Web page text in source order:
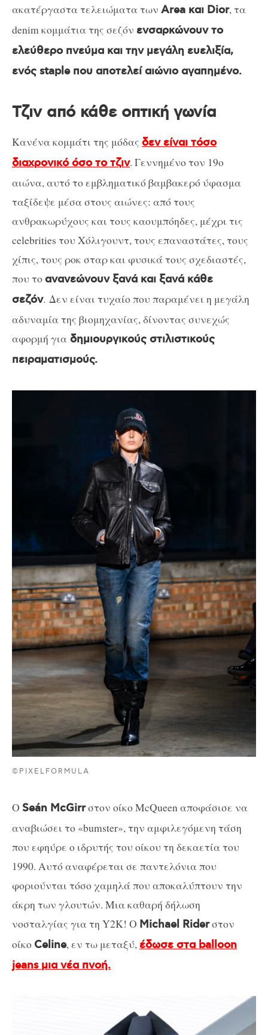
ακατέργαστα τελειώματα των Area και Dior, τα
denim κομμάτια της σεζόν ενσαρκώνουν το
ελεύθερο πνεύμα και την μεγάλη ευελιξία,
ενός staple που αποτελεί αιώνιο αγαπημένο.
Τζιν από κάθε οπτική γωνία
Κανένα κομμάτι της μόδας δεν είναι τόσο
διαχρονικό όσο το τζιν. Γεννημένο τον 19ο
αιώνα, αυτό το εμβληματικό βαμβακερό ύφασμα
ταξίδεψε μέσα στους αιώνες: από τους
ανθρακωρύχους και τους καουμπόηδες, μέχρι τις
celebrities του Χόλιγουντ, τους επαναστάτες, τους
χίπις, τους ροκ σταρ και φυσικά τους σχεδιαστές,
που τοανανεώνουν ξανά και ξανά κάθε
σεζόν. Δεν είναι τυχαίο που παραμένει η μεγάλη
αδυναμία της βιομηχανίας, δίνοντας συνεχώς
αφορμή για δημιουργικούς στιλιστικούς
πειραματισμούς.
©PIXELFORMULA
Ο Seán McGirrστον οίκο McQueen αποφάσισε να
αναβιώσει το «bumster», την αμφιλεγόμενη τάση
που εφηύρε ο ιδρυτής του οίκου τη δεκαετία του
1990. Αυτό αναφέρεται σε παντελόνια που
φοριούνται τόσο χαμηλά που αποκαλύπτουν την
άκρη των γλουτών. Μια καθαρή δήλωση
νοσταλγίας για τη Y2K! Ο Michael Riderστον
οίκο Celine, εν τω μεταξύ, έδωσε στα balloon
jeans μια νέα πνοή.